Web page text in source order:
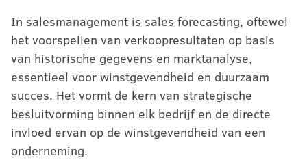
In salesmanagement is sales forecasting, oftewel
het voorspellen van verkoopresultaten op basis
van historische gegevens en marktanalyse,
essentieel voor winstgevendheid en duurzaam
succes. Het vormt de kern van strategische
besluitvorming binnen elk bedrijf en de directe
invloed ervan op de winstgevendheid van een
onderneming.